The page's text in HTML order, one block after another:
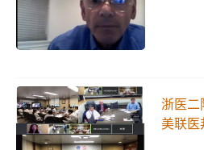
浙医二
美联医